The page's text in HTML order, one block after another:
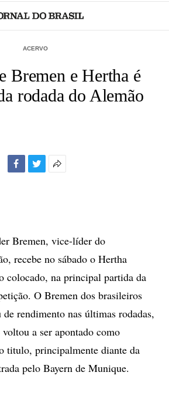
ACERVO
Bremen e Hertha é
rodada do Alemão
Bremen, vice-líder do
recebe no sábado o Hertha
colocado, na principal partida da
O Bremen dos brasileiros
rendimento nas últimas rodadas,
a ser apontado como
titulo, principalmente diante da
pelo Bayern de Munique.